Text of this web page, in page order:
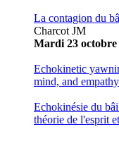
La contagion du
Charcot JM
Mardi 23 octobre
Echokinetic
mind, and empathy
Echokinésie du
théorie de l'esprit